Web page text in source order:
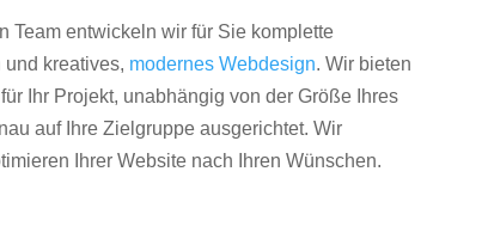
Team entwickeln wir für Sie komplette
und kreatives, modernes Webdesign. Wir bieten
Ihr Projekt, unabhängig von der Größe Ihres
auf Ihre Zielgruppe ausgerichtet. Wir
Ihrer Website nach Ihren Wünschen.